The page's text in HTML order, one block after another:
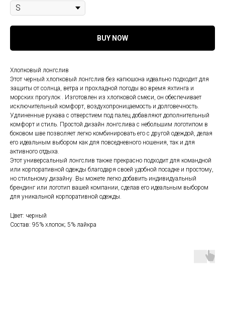
BUY NOW
Хлопковый лонгслив
Этот черный хлопковый лонгслив без капюшона идеально подходит для
защиты от солнца, ветра и прохладной погоды во время яхтинга и
морских прогулок . Изготовлен из хлопковой смеси, он обеспечивает
исключительный комфорт, воздухопроницаемость и долговечность.
Удлиненные рукава с отверстием под палец добавляют дополнительный
комфорт и стиль. Простой дизайн лонгслива с небольшим логотипом в
боковом шве позволяет легко комбинировать его с другой одеждой, делая
его идеальным выбором как для повседневного ношения, так и для
активного отдыха.
Этот универсальный лонгслив также прекрасно подходит для командной
или корпоративной одежды благодаря своей удобной посадке и простому,
но стильному дизайну. Вы можете легко добавить индивидуальный
брендинг или логотип вашей компании, сделав его идеальным выбором
для уникальной корпоративной одежды.
Цвет: черный
Состав: 95% хлопок; 5% лайкра